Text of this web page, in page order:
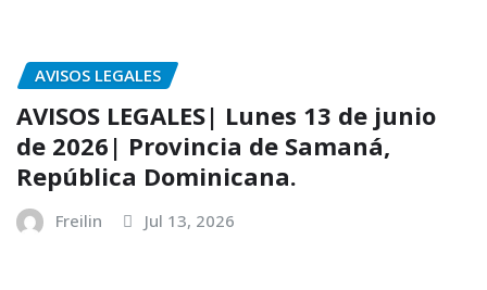
AVISOS LEGALES
AVISOS LEGALES| Lunes 13 de junio
de 2026| Provincia de Samaná,
República Dominicana.
Freilin Jul 13, 2026